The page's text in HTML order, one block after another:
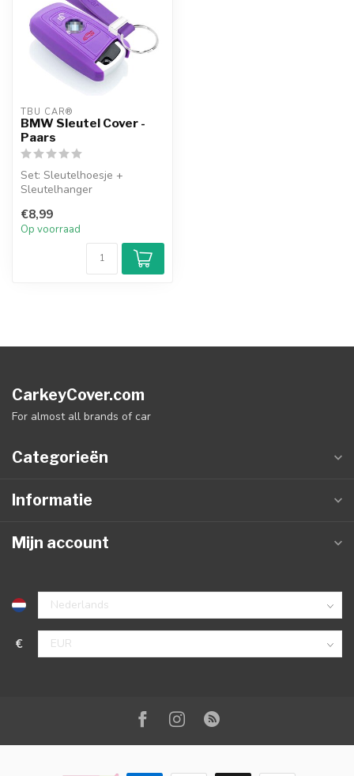
TBU CAR®
BMW Sleutel Cover -
Paars
Set: Sleutelhoesje +
Sleutelhanger
€8,99
Op voorraad
CarkeyCover.com
For almost all brands of car
Categorieën
Informatie
Mijn account
€